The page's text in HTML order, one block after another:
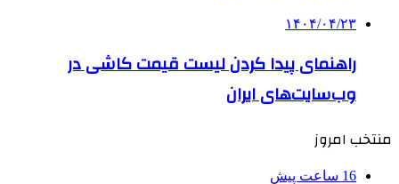
۱۴۰۴/۰۴/۲۳
راهنمای پیدا کردن لیست قیمت کاشی در
وب‌سایت‌های ایران
منتخب امروز
16 ساعت پیش